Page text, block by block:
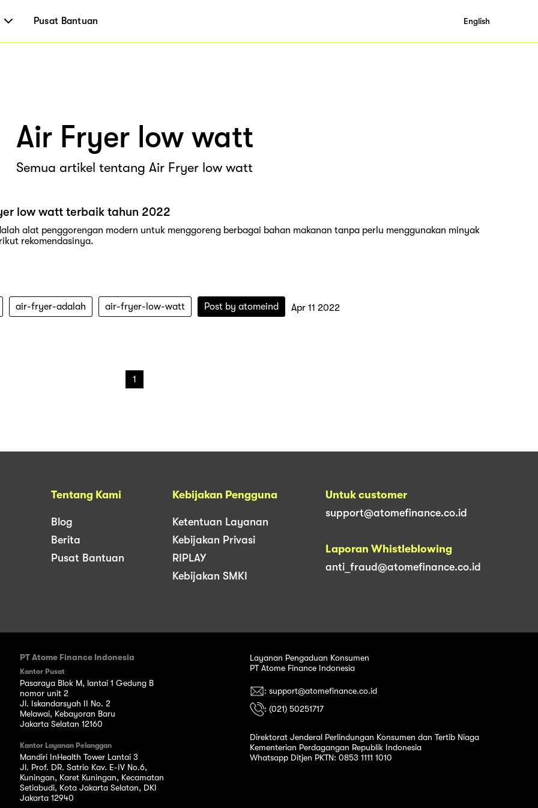
Pusat Bantuan English
Air Fryer low watt
Semua artikel tentang Air Fryer low watt
low watt terbaik tahun 2022
alat penggorengan modern untuk menggoreng berbagai bahan makanan tanpa perlu menggunakan minyak
rekomendasinya.
air-fryer-adalah air-fryer-low-watt Post by atomeind Apr 11 2022
1
Tentang Kami
Blog
Berita
Pusat Bantuan
Kebijakan Pengguna
Ketentuan Layanan
Kebijakan Privasi
RIPLAY
Kebijakan SMKI
Untuk customer
support@atomefinance.co.id
Laporan Whistleblowing
anti_fraud@atomefinance.co.id
PT Atome Finance Indonesia
Kantor Pusat
Pasaraya Blok M, lantai 1 Gedung B
nomor unit 2
Jl. Iskandarsyah II No. 2
Melawai, Kebayoran Baru
Jakarta Selatan 12160
Kantor Layanan Pelanggan
Mandiri InHealth Tower Lantai 3
Jl. Prof. DR. Satrio Kav. E-IV No.6,
Kuningan, Karet Kuningan, Kecamatan
Setiabudi, Kota Jakarta Selatan, DKI
Jakarta 12940
Layanan Pengaduan Konsumen
PT Atome Finance Indonesia
: support@atomefinance.co.id
: (021) 50251717
Direktorat Jenderal Perlindungan Konsumen dan Tertib Niaga
Kementerian Perdagangan Republik Indonesia
Whatsapp Ditjen PKTN: 0853 1111 1010